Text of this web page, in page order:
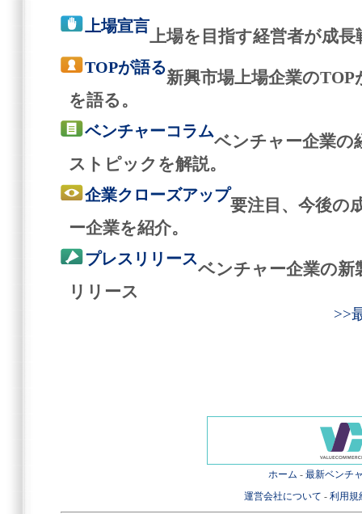
上場宣言
上場を目指す経営者が成
TOPが語る
新興市場上場企業の
を語る。
ベンチャーコラム
ベンチャー企業の
ストピックを解説。
企業クローズアップ
要注目、今後の
ー企業を紹介。
プレスリリース
ベンチャー企業の新
リリース
>>
ホーム - 最新ベンチ
運営会社について - 利用規